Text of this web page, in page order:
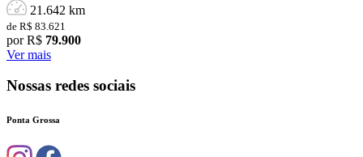
21.642 km
de R$ 83.621
por R$ 79.900
Ver mais
Nossas redes sociais
Ponta Grossa